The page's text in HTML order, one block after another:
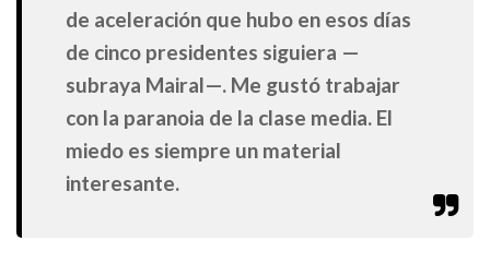
de aceleración que hubo en esos días
de cinco presidentes siguiera —
subraya Mairal—. Me gustó trabajar
con la paranoia de la clase media. El
miedo es siempre un material
interesante.